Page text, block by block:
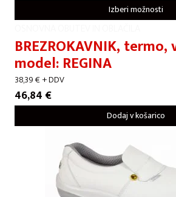
Izberi možnosti
BREZROKAVNIK,
model: REGINA
38,39€+ DDV
46,84 €
Dodaj v košarico